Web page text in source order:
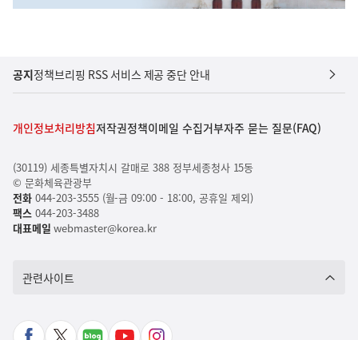
공지정책브리핑 RSS 서비스 제공 중단 안내
개인정보처리방침저작권정책이메일 수집거부자주 묻는 질문(FAQ)
(30119) 세종특별자치시 갈매로 388 정부세종청사 15동
© 문화체육관광부
전화044-203-3555 (월-금 09:00 - 18:00, 공휴일 제외)
팩스044-203-3488
대표메일 webmaster@korea.kr
관련사이트